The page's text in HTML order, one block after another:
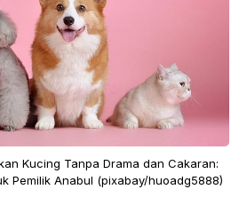
Kucing Tanpa Drama dan Cakaran:
Pemilik Anabul (pixabay/huoadg5888)